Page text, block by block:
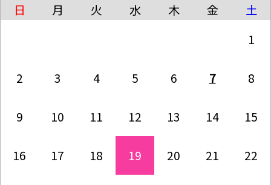
日
月 火 水 木 金
土
1
2 3 4 5 6 7 8
9 10 11 12 13 14 15
16 17 18 19 20 21 22